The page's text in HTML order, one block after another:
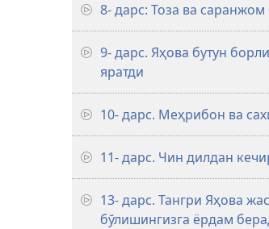
8- дарс: Тоза ва саранжом
9- дарс. Яҳова бутун
яратди
10- дарс. Меҳрибон ва
11- дарс. Чин дилдан
13- дарс. Тангри Яҳова
бўлишингизга ёрдам